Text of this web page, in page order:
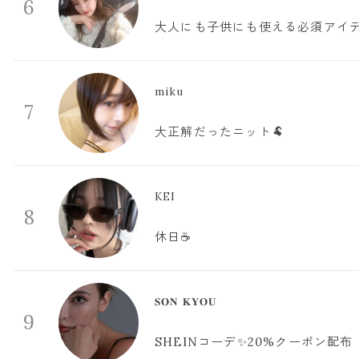
6
大人にも子供にも使える必須アイ
7
miku
大正解だったニット🐏
8
KEI
休日☕️
9
𝐒𝐎𝐍 𝐊𝐘𝐎𝐔
SHEINコーデ✨20%クーポン配布